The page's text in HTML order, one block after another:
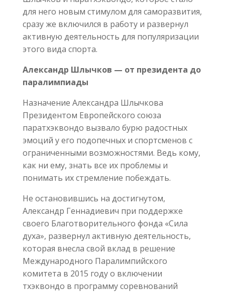
для него новым стимулом для саморазвития,
сразу же включился в работу и развернул
активную деятельность для популяризации
этого вида спорта.
Александр Шлычков — от президента до
паралимпиады
Назначение Александра Шлычкова
Президентом Европейского союза
паратхэквондо вызвало бурю радостных
эмоций у его подопечных и спортсменов с
ограниченными возможностями. Ведь кому,
как ни ему, знать все их проблемы и
понимать их стремление побеждать.
Не остановившись на достигнутом,
Александр Геннадиевич при поддержке
своего Благотворительного фонда «Сила
духа», развернул активную деятельность,
которая внесла свой вклад в решение
Международного Паралимпийского
комитета в 2015 году о включении
тхэквондо в программу соревнований